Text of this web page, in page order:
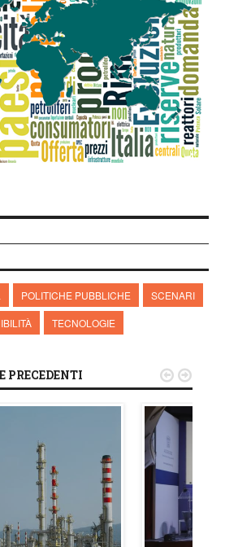
POLITICHE PUBBLICHE
SCENARI
TECNOLOGIE
PRECEDENTI  